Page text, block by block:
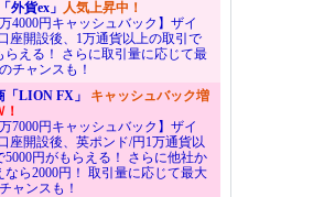
外貨ex」 人気上昇中！
万4000円キャッシュバック】ザイ
座開設後、1万通貨以上の取引で
らえる！ さらに取引量に応じて最
チャンスも！
「LION FX」 キャッシュバック増
万7000円キャッシュバック】ザイ
座開設後、英ポンド/円1万通貨以
5000円がもらえる！ さらに他社か
なら2000円！ 取引量に応じて最大
ャンスも！